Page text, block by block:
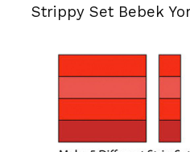
Strippy Set Bebek